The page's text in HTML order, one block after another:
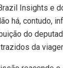
Insights e
há, contudo,
do
da